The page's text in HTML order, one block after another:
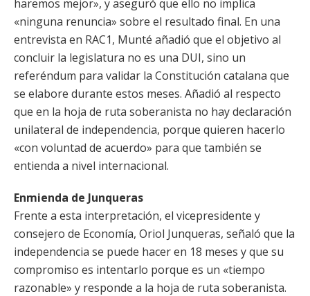
haremos mejor», y aseguró que ello no implica
«ninguna renuncia» sobre el resultado final. En una
entrevista en RAC1, Munté añadió que el objetivo al
concluir la legislatura no es una DUI, sino un
referéndum para validar la Constitución catalana que
se elabore durante estos meses. Añadió al respecto
que en la hoja de ruta soberanista no hay declaración
unilateral de independencia, porque quieren hacerlo
«con voluntad de acuerdo» para que también se
entienda a nivel internacional.
Enmienda de Junqueras
Frente a esta interpretación, el vicepresidente y
consejero de Economía, Oriol Junqueras, señaló que la
independencia se puede hacer en 18 meses y que su
compromiso es intentarlo porque es un «tiempo
razonable» y responde a la hoja de ruta soberanista.